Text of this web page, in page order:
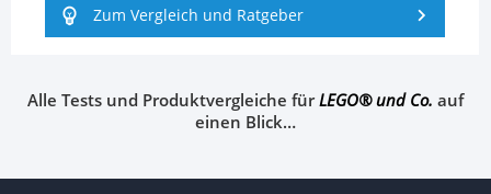
Zum Vergleich und Ratgeber
Alle Tests und Produktvergleiche fürLEGO® und Co. auf
einen Blick…